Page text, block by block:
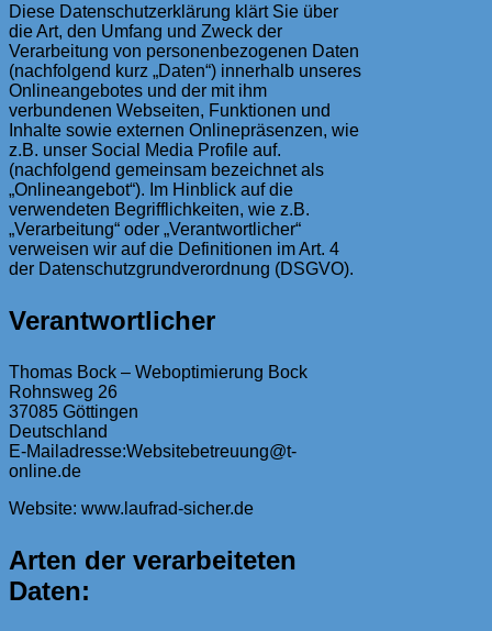
Diese Datenschutzerklärung klärt Sie über
die Art, den Umfang und Zweck der
Verarbeitung von personenbezogenen Daten
(nachfolgend kurz „Daten“) innerhalb unseres
Onlineangebotes und der mit ihm
verbundenen Webseiten, Funktionen und
Inhalte sowie externen Onlinepräsenzen, wie
z.B. unser Social Media Profile auf.
(nachfolgend gemeinsam bezeichnet als
„Onlineangebot“). Im Hinblick auf die
verwendeten Begrifflichkeiten, wie z.B.
„Verarbeitung“ oder „Verantwortlicher“
verweisen wir auf die Definitionen im Art. 4
der Datenschutzgrundverordnung (DSGVO).
Verantwortlicher
Thomas Bock – Weboptimierung Bock
Rohnsweg 26
37085 Göttingen
Deutschland
E-Mailadresse:Websitebetreuung@t-
online.de
Website: www.laufrad-sicher.de
Arten der verarbeiteten
Daten: